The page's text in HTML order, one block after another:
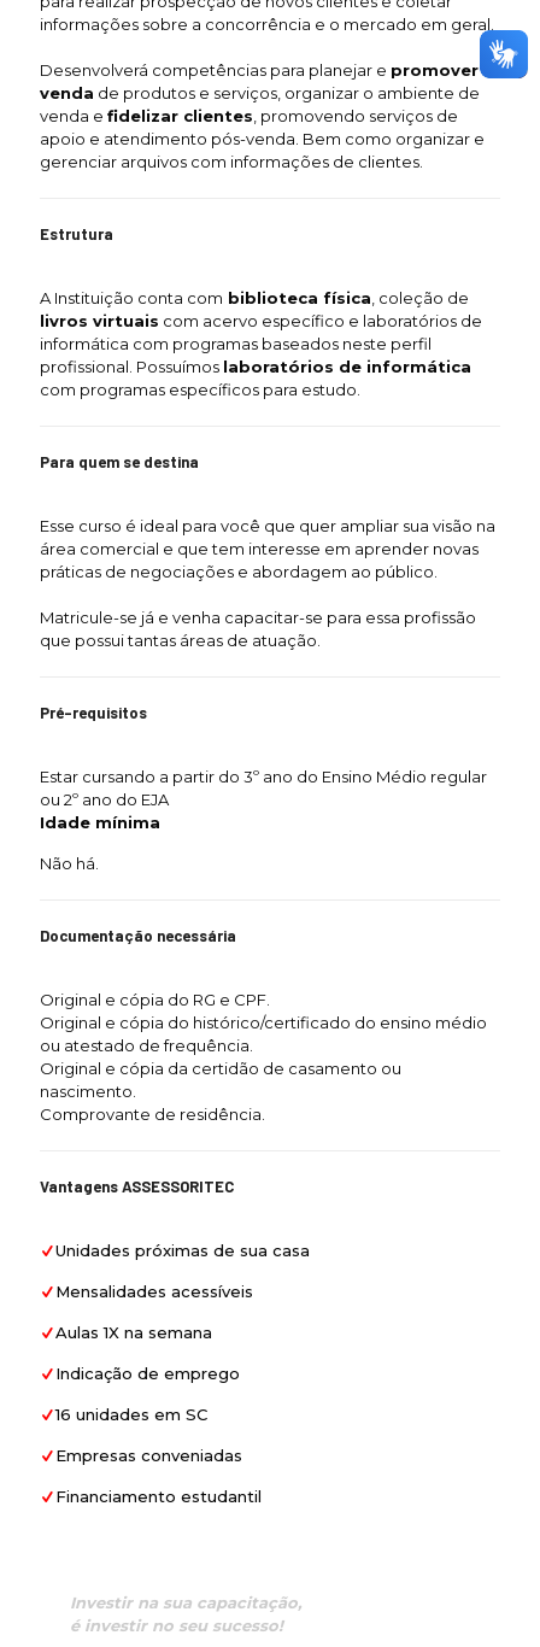
informações sobre a concorrência e o mercado em geral.
Desenvolverá competências para planejar e promover a
venda de produtos e serviços, organizar o ambiente de
venda e fidelizar clientes , promovendo serviços de
apoio e atendimento pós-venda. Bem como organizar e
gerenciar arquivos com informações de clientes.
Estrutura
A Instituição conta com biblioteca física , coleção de
livros virtuais com acervo específico e laboratórios de
informática com programas baseados neste perfil
profissional. Possuímos laboratórios de informática
com programas específicos para estudo.
Para quem se destina
Esse curso é ideal para você que quer ampliar sua visão na
área comercial e que tem interesse em aprender novas
práticas de negociações e abordagem ao público.
Matricule-se já e venha capacitar-se para essa profissão
que possui tantas áreas de atuação.
Pré-requisitos
Estar cursando a partir do 3º ano do Ensino Médio regular
ou 2º ano do EJA
Idade mínima
Não há.
Documentação necessária
Original e cópia do RG e CPF.
Original e cópia do histórico/certificado do ensino médio
ou atestado de frequência.
Original e cópia da certidão de casamento ou
nascimento.
Comprovante de residência.
Vantagens ASSESSORITEC
Unidades próximas de sua casa
Mensalidades acessíveis
Aulas 1X na semana
Indicação de emprego
16 unidades em SC
Empresas conveniadas
Financiamento estudantil
Investir na sua capacitação,
é investir no seu sucesso!